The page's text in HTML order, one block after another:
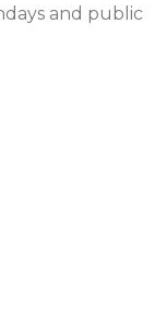
and public